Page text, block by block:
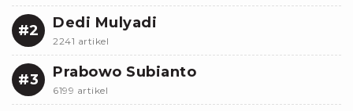
#2 Dedi Mulyadi
2241 artikel
#3 Prabowo Subianto
6199 artikel